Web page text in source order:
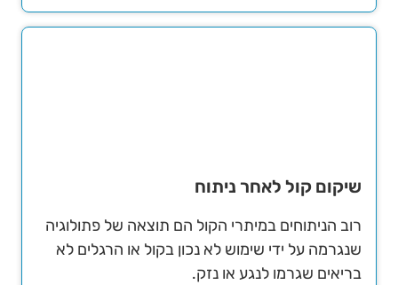
שיקום קול לאחר ניתוח
רוב הניתוחים במיתרי הקול הם תוצאה של פתולוגיה
שנגרמה על ידי שימוש לא נכון בקול או הרגלים לא
בריאים שגרמו לנגע או נזק.